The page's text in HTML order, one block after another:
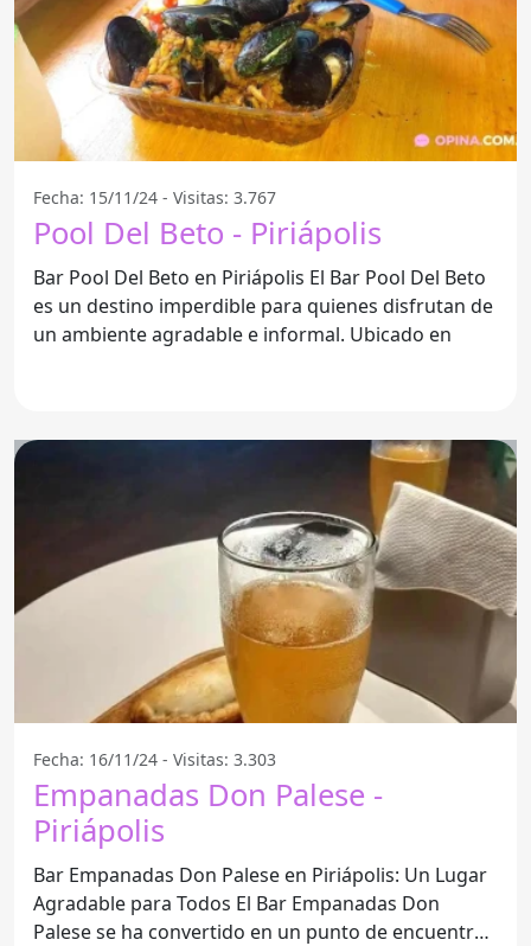
Fecha: 15/11/24 - Visitas: 3.767
Pool Del Beto - Piriápolis
Bar Pool Del Beto en Piriápolis El Bar Pool Del Beto
es un destino imperdible para quienes disfrutan de
un ambiente agradable e informal. Ubicado en
Fecha: 16/11/24 - Visitas: 3.303
Empanadas Don Palese -
Piriápolis
Bar Empanadas Don Palese en Piriápolis: Un Lugar
Agradable para Todos El Bar Empanadas Don
Palese se ha convertido en un punto de encuentro